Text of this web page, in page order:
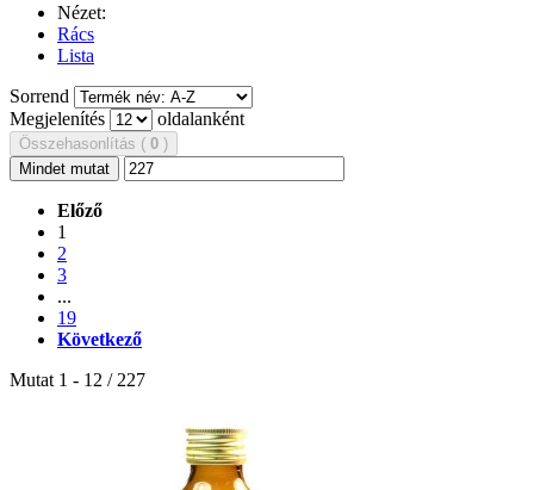
Nézet:
Rács
Lista
Sorrend
Megjelenítés
oldalanként
Összehasonlítás ( 0 )
Mindet mutat
Előző
1
2
3
...
19
Következő
Mutat 1 - 12 / 227